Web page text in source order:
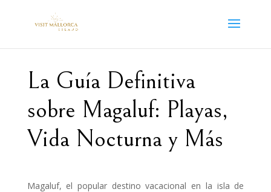
La Guía Definitiva
sobre Magaluf: Playas,
Vida Nocturna y Más
Magaluf, el popular destino vacacional en la isla de